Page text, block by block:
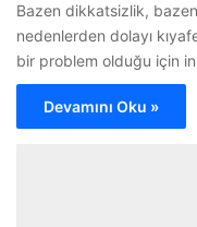
Bazen dikkatsizlik,
nedenlerden dolayı
bir problem olduğu için
Devamını Oku »